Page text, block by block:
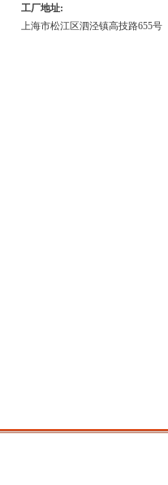
工厂地址:
上海市松江区泗泾镇高技路655号